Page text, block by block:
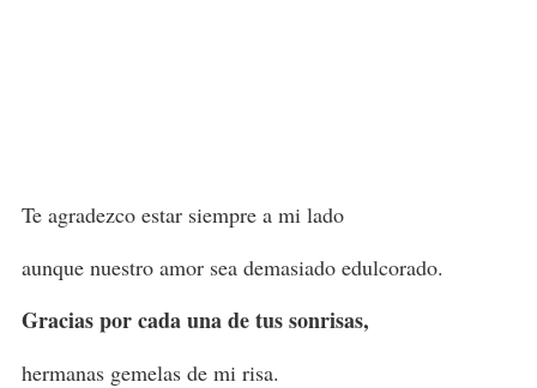
Te agradezco estar siempre a mi lado
aunque nuestro amor sea demasiado edulcorado.
Gracias por cada una de tus sonrisas,
hermanas gemelas de mi risa.